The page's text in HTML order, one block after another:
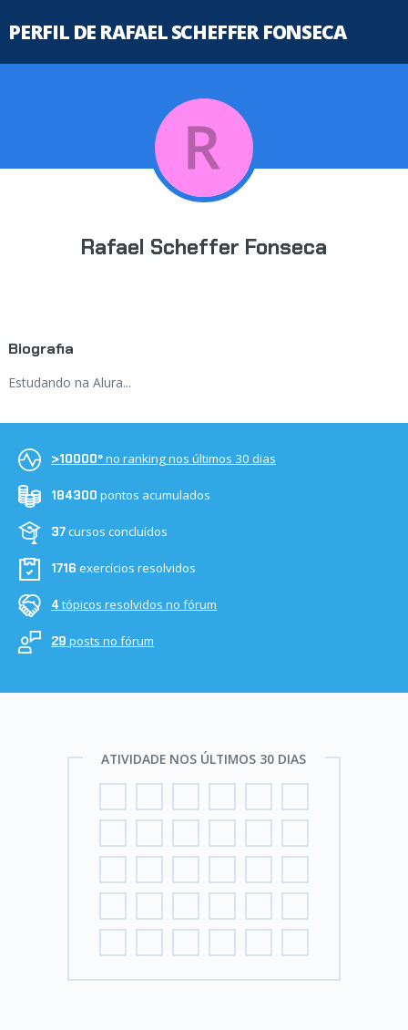
PERFIL DE RAFAEL SCHEFFER FONSECA
Rafael Scheffer Fonseca
Biografia
Estudando na Alura...
>10000ºno ranking nos últimos 30 dias
184300 pontos acumulados
37cursos concluídos
1716 exercícios resolvidos
4tópicos resolvidos no fórum
29 posts no fórum
ATIVIDADE NOS ÚLTIMOS 30 DIAS